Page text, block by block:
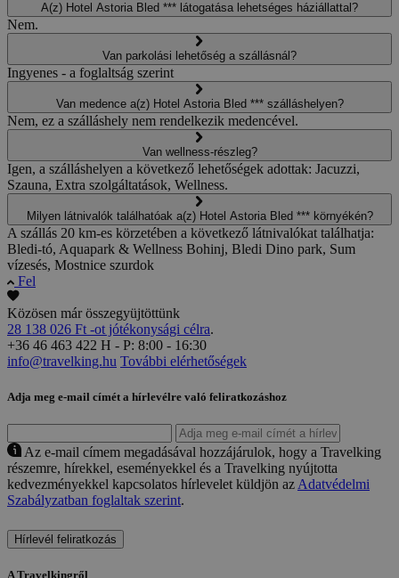
A(z) Hotel Astoria Bled *** látogatása lehetséges háziállattal?
Nem.
Van parkolási lehetőség a szállásnál?
Ingyenes - a foglaltság szerint
Van medence a(z) Hotel Astoria Bled *** szálláshelyen?
Nem, ez a szálláshely nem rendelkezik medencével.
Van wellness-részleg?
Igen, a szálláshelyen a következő lehetőségek adottak: Jacuzzi,
Szauna, Extra szolgáltatások, Wellness.
Milyen látnivalók találhatóak a(z) Hotel Astoria Bled *** környékén?
A szállás 20 km-es körzetében a következő látnivalókat találhatja:
Bledi-tó, Aquapark & Wellness Bohinj, Bledi Dino park, Sum
vízesés, Mostnice szurdok
Fel
Közösen már összegyüjtöttünk
28 138 026 Ft -ot jótékonysági célra.
+36 46 463 422 H - P: 8:00 - 16:30
info@travelking.hu További elérhetőségek
Adja meg e-mail címét a hírlevélre való feliratkozáshoz
Az e-mail címem megadásával hozzájárulok, hogy a Travelking
részemre, hírekkel, eseményekkel és a Travelking nyújtotta
kedvezményekkel kapcsolatos hírlevelet küldjön az Adatvédelmi
Szabályzatban foglaltak szerint.
Hírlevél feliratkozás
A Travelkingről